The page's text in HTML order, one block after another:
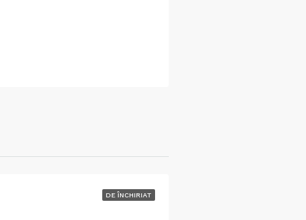
DE ÎNCHIRIAT